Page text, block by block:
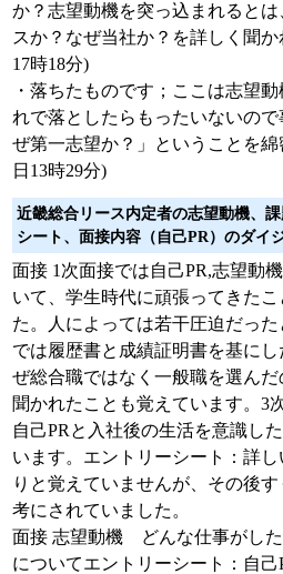
か？志望動機を突っ込まれると
スか？なぜ当社か？を詳しく聞
17時18分)
・落ちたものです；ここは志望
れで落としたらもったいないの
ぜ第一志望か？」ということを綿
日13時29分)
近畿総合リース内定者の志望動機、
シート、面接内容（自己PR）のダイ
面接 1次面接では自己PR,志望動
いて、学生時代に頑張ってきた
た。人によっては若干圧迫だっ
では履歴書と成績証明書を基に
ぜ総合職ではなく一般職を選ん
聞かれたことも覚えています。3
自己PRと入社後の生活を意識し
います。エントリーシート：詳
りと覚えていませんが、その後
考にされていました。
面接 志望動機 どんな仕事がし
についてエントリーシート：自